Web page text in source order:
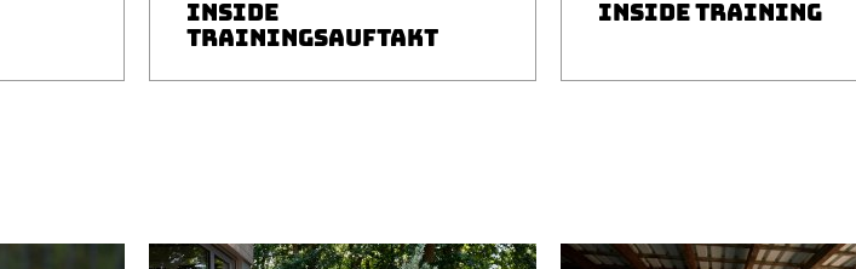
INSIDE
TRAININGSAUFTAKT
INSIDE TRAINING